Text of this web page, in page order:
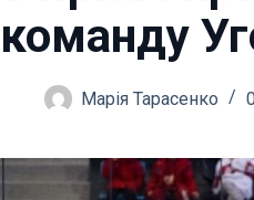
команду
Марія Тарасенко